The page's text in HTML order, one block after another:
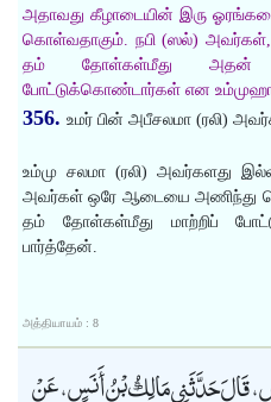
அதாவது கீழாடையின் இரு
கொள்வதாகும். நபி (ஸல்)
தம் தோள்கள்மீது அதன்
போட்டுக்கொண்டார்கள் என
356. உமர் பின் அபீசலமா (ரலி)
உம்மு சலமா (ரலி) அவர்களது
அவர்கள் ஒரே ஆடையை அணிந்து
தம் தோள்கள்மீது மாற்றிப்
பார்த்தேன்.
அத்தியாயம் : 8
قَالَ حَدَّثَنِي مَالِكُ بْنُ أَنَسٍ، عَنْ